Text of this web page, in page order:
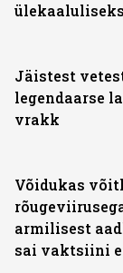
ülekaaluliseks
Jäistest
legendaarse
vrakk
Võidukas
armilisest
sai vaktsiini